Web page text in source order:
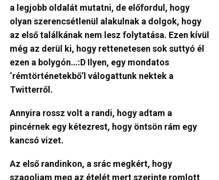
a legjobb oldalát mutatni, de előfordul, hogy
olyan szerencsétlenül alakulnak a dolgok, hogy
az első találkának nem lesz folytatása. Ezen kívül
még az derül ki, hogy rettenetesen sok suttyó él
ezen a bolygón…:D Ilyen, egy mondatos
‘rémtörténetekbő’l válogattunk nektek a
Twitterről.
Annyira rossz volt a randi, hogy adtam a
pincérnek egy kétezrest, hogy öntsön rám egy
kancsó vizet.
Az első randinkon, a srác megkért, hogy
szagoljam meg az ételét mert szerinte romlott